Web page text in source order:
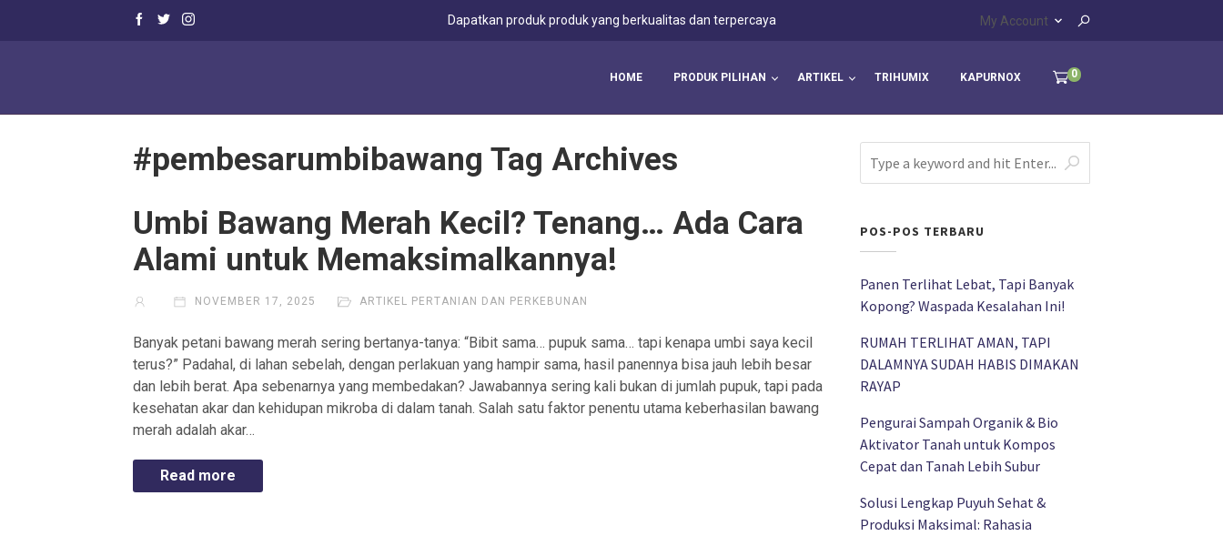
Dapatkan produk produk yang berkualitas dan terpercaya My Account
HOME PRODUK PILIHAN ARTIKEL TRIHUMIX KAPURNOX 0
#pembesarumbibawang Tag Archives
Umbi Bawang Merah Kecil? Tenang… Ada Cara
Alami untuk Memaksimalkannya!
NOVEMBER 17, 2025 ARTIKEL PERTANIAN DAN PERKEBUNAN
Banyak petani bawang merah sering bertanya-tanya: “Bibit sama… pupuk sama… tapi kenapa umbi saya kecil
terus?” Padahal, di lahan sebelah, dengan perlakuan yang hampir sama, hasil panennya bisa jauh lebih besar
dan lebih berat. Apa sebenarnya yang membedakan? Jawabannya sering kali bukan di jumlah pupuk, tapi pada
kesehatan akar dan kehidupan mikroba di dalam tanah. Salah satu faktor penentu utama keberhasilan bawang
merah adalah akar…
Read more
POS-POS TERBARU
Panen Terlihat Lebat, Tapi Banyak
Kopong? Waspada Kesalahan Ini!
RUMAH TERLIHAT AMAN, TAPI
DALAMNYA SUDAH HABIS DIMAKAN
RAYAP
Pengurai Sampah Organik & Bio
Aktivator Tanah untuk Kompos
Cepat dan Tanah Lebih Subur
Solusi Lengkap Puyuh Sehat &
Produksi Maksimal: Rahasia